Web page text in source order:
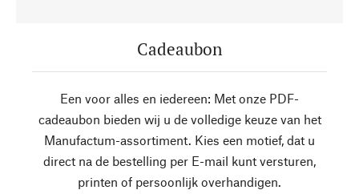
Cadeaubon
Een voor alles en iedereen: Met onze PDF-
cadeaubon bieden wij u de volledige keuze van het
Manufactum-assortiment. Kies een motief, dat u
direct na de bestelling per E-mail kunt versturen,
printen of persoonlijk overhandigen.